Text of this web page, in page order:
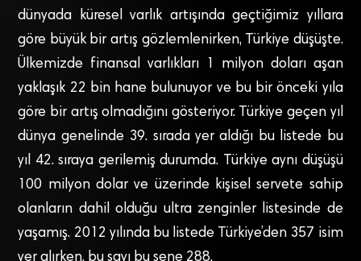
dünyada küresel varlık artışında geçtiğimiz yıllara
göre büyük bir artış gözlemlenirken, Türkiye düşüşte.
Ülkemizde finansal varlıkları 1 milyon doları aşan
yaklaşık 22 bin hane bulunuyor ve bu bir önceki yıla
göre bir artış olmadığını gösteriyor. Türkiye geçen yıl
dünya genelinde 39. sırada yer aldığı bu listede bu
yıl 42. sıraya gerilemiş durumda. Türkiye aynı düşüşü
100 milyon dolar ve üzerinde kişisel servete sahip
olanların dahil olduğu ultra zenginler listesinde de
yaşamış. 2012 yılında bu listede Türkiye’den 357 isim
yer alırken, bu sayı bu sene 288.